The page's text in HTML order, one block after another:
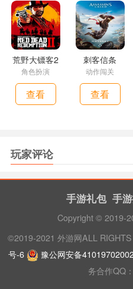
荒野大镖客2
角色扮演
查看
刺客信条
动作闯关
查看
玩家评论
手游礼包 手
Copyright © 2019-
©2019-2021 外游网ALL
号-6
豫公网安备
务合作QQ